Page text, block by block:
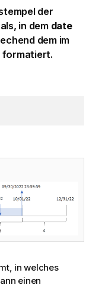
der
in dem date
dem im
formatiert.
in welches
einen